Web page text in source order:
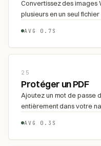
Convertissez des images
plusieurs en un seul fichier
AVG 0.7S
25
Protéger un PDF
Ajoutez un mot de passe
entièrement dans votre
AVG 0.3S